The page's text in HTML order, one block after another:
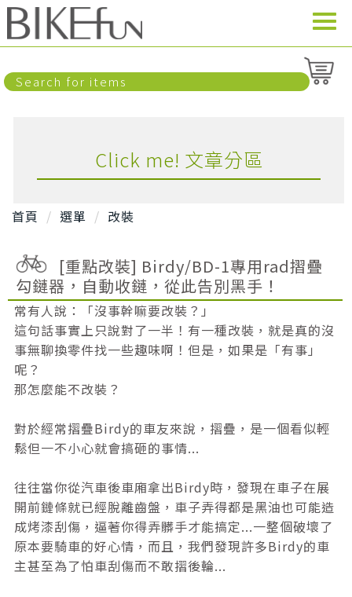
Click me! 文章分區
首頁 選單 改裝
[重點改裝] Birdy/BD-1專用rad摺疊
勾鏈器，自動收鏈，從此告別黑手！
常有人說：「沒事幹嘛要改裝？」
這句話事實上只說對了一半！有一種改裝，就是真的沒
事無聊換零件找一些趣味啊！但是，如果是「有事」
呢？
那怎麼能不改裝？
對於經常摺疊Birdy的車友來說，摺疊，是一個看似輕
鬆但一不小心就會搞砸的事情...
往往當你從汽車後車廂拿出Birdy時，發現在車子在展
開前鏈條就已經脫離齒盤，車子弄得都是黑油也可能造
成烤漆刮傷，逼著你得弄髒手才能搞定...一整個破壞了
原本要騎車的好心情，而且，我們發現許多Birdy的車
主甚至為了怕車刮傷而不敢摺後輪...